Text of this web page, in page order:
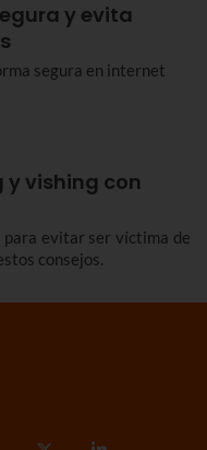
y evita
segura en internet
y vishing con
para evitar ser víctima de
consejos.